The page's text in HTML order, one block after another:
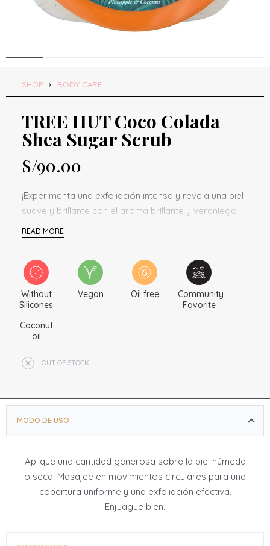
SHOP › BODY CARE
TREE HUT Coco Colada
Shea Sugar Scrub
S/90.00
¡Experimenta una exfoliación intensa y revela una piel
suave y brillante con el aroma brillante y veraniego
de Coco Colada! Hecho con azúcar, manteca de
karité, piña y una variedad de aceites naturales como
cártamo y aceites de naranja.
¿Por qué te encantará?
Huele a verano, vibraciones junto a la piscina con
notas clave de coco, piña y leche de coco
El exfoliante corporal exfoliante elimina la piel opaca
y seca para revelar una piel brillante, suave y tersa
Nutre y equilibre profundamente la hidratación de la
Without
Silicones
Vegan Oil free
Community
Favorite
Coconut
oil
OUT OF STOCK
MODO DE USO
Aplique una cantidad generosa sobre la piel húmeda
o seca. Masajee en movimientos circulares para una
cobertura uniforme y una exfoliación efectiva.
Enjuague bien.